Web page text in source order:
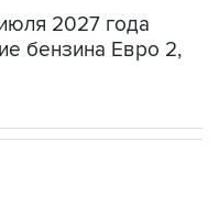
2027 года
бензина Евро 2,